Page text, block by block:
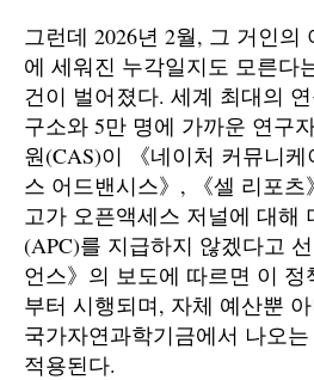
그런데 2026년 2월, 그 거인의
에 세워진 누각일지도 모른다
건이 벌어졌다. 세계 최대의
구소와 5만 명에 가까운 연구
원(CAS)이 《네이처 커뮤니
스 어드밴시스》, 《셀 리포츠
고가 오픈액세스 저널에 대해
(APC)를 지급하지 않겠다고
언스》의 보도에 따르면 이 정
부터 시행되며, 자체 예산뿐
국가자연과학기금에서 나오
적용된다.